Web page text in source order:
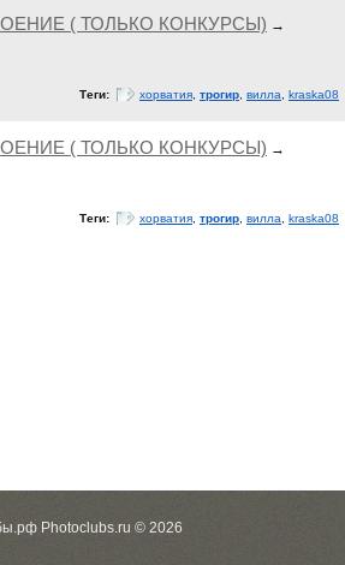
( ТОЛЬКО КОНКУРСЫ) →
Теги: хорватия трогир вилла kraska08
( ТОЛЬКО КОНКУРСЫ) →
Теги: хорватия трогир вилла kraska08
Photoclubs.ru © 2026